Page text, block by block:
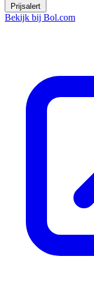
Prijsalert
Bekijk bij Bol.com